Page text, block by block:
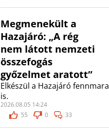
Megmenekült a
Hazajáró: „A rég
nem látott nemzeti
összefogás
győzelmet aratott”
Elkészül a Hazajáró
is.
2026.08.05 14:24
55
0 33